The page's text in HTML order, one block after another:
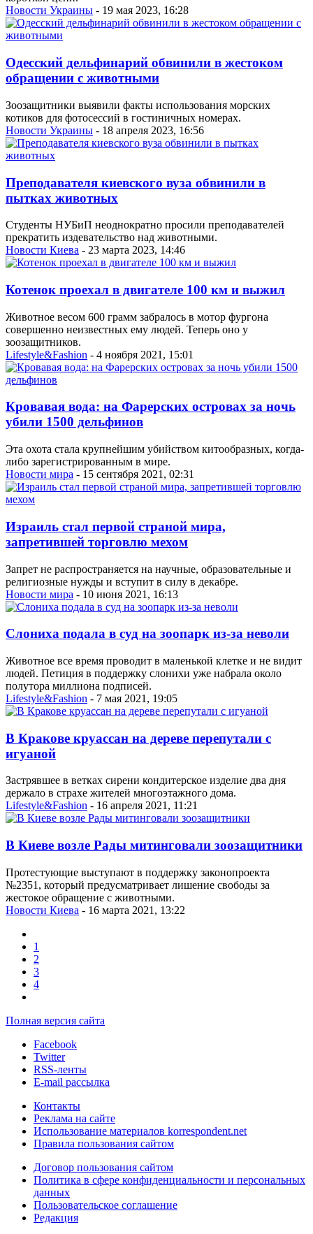
Новости Украины - 19 мая 2023, 16:28
Одесский дельфинарий обвинили в жестоком
обращении с животными
Зоозащитники выявили факты использования морских
котиков для фотосессий в гостиничных номерах.
Новости Украины - 18 апреля 2023, 16:56
Преподавателя киевского вуза обвинили в
пытках животных
Студенты НУБиП неоднократно просили преподавателей
прекратить издевательство над животными.
Новости Киева - 23 марта 2023, 14:46
Котенок проехал в двигателе 100 км и выжил
Животное весом 600 грамм забралось в мотор фургона
совершенно неизвестных ему людей. Теперь оно у
зоозащитников.
Lifestyle&Fashion - 4 ноября 2021, 15:01
Кровавая вода: на Фарерских островах за ночь
убили 1500 дельфинов
Эта охота стала крупнейшим убийством китообразных, когда-
либо зарегистрированным в мире.
Новости мира - 15 сентября 2021, 02:31
Израиль стал первой страной мира,
запретившей торговлю мехом
Запрет не распространяется на научные, образовательные и
религиозные нужды и вступит в силу в декабре.
Новости мира - 10 июня 2021, 16:13
Слониха подала в суд на зоопарк из-за неволи
Животное все время проводит в маленькой клетке и не видит
людей. Петиция в поддержку слонихи уже набрала около
полутора миллиона подписей.
Lifestyle&Fashion - 7 мая 2021, 19:05
В Кракове круассан на дереве перепутали с
игуаной
Застрявшее в ветках сирени кондитерское изделие два дня
держало в страхе жителей многоэтажного дома.
Lifestyle&Fashion - 16 апреля 2021, 11:21
В Киеве возле Рады митинговали зоозащитники
Протестующие выступают в поддержку законопроекта
№2351, который предусматривает лишение свободы за
жестокое обращение с животными.
Новости Киева - 16 марта 2021, 13:22
1
2
3
4
Полная версия сайта
Facebook
Twitter
RSS-ленты
E-mail рассылка
Контакты
Реклама на сайте
Использование материалов korrespondent.net
Правила пользования сайтом
Договор пользования сайтом
Политика в сфере конфиденциальности и персональных
данных
Пользовательское соглашение
Редакция